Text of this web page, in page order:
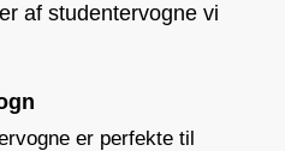
af studentervogne vi
er perfekte til